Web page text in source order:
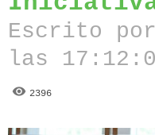
Escrito
las
2396